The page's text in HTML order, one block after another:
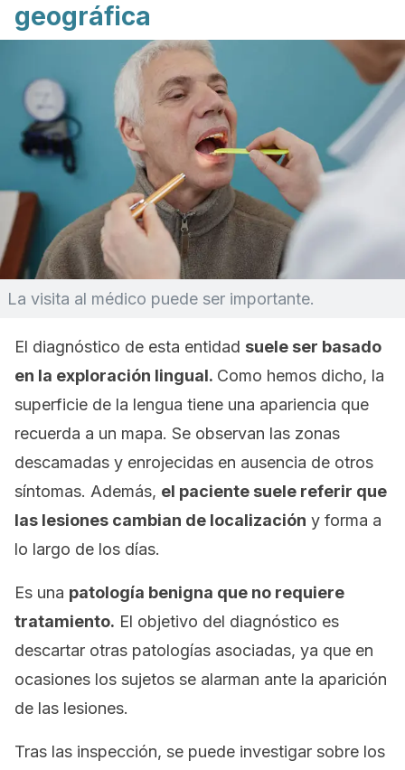
geográfica
La visita al médico puede ser importante.
El diagnóstico de esta entidad suele ser basado
en la exploración lingual. Como hemos dicho, la
superficie de la lengua tiene una apariencia que
recuerda a un mapa. Se observan las zonas
descamadas y enrojecidas en ausencia de otros
síntomas. Además, el paciente suele referir que
las lesiones cambian de localización y forma a
lo largo de los días.
Es una patología benigna que no requiere
tratamiento. El objetivo del diagnóstico es
descartar otras patologías asociadas, ya que en
ocasiones los sujetos se alarman ante la aparición
de las lesiones.
Tras las inspección, se puede investigar sobre los